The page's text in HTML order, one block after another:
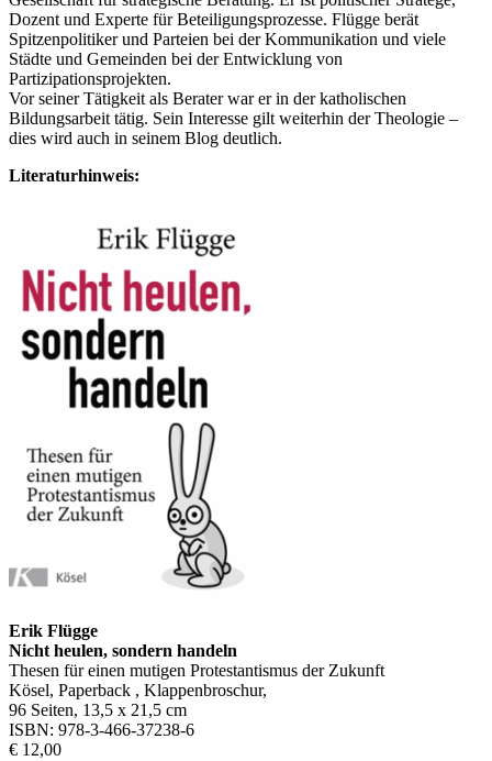
Dozent und Experte für Beteiligungsprozesse. Flügge berät
Spitzenpolitiker und Parteien bei der Kommunikation und viele
Städte und Gemeinden bei der Entwicklung von
Partizipationsprojekten.
Vor seiner Tätigkeit als Berater war er in der katholischen
Bildungsarbeit tätig. Sein Interesse gilt weiterhin der Theologie –
dies wird auch in seinem Blog deutlich.
Literaturhinweis:
Erik Flügge
Nicht heulen, sondern handeln
Thesen für einen mutigen Protestantismus der Zukunft
Kösel, Paperback , Klappenbroschur,
96 Seiten, 13,5 x 21,5 cm
ISBN: 978-3-466-37238-6
€ 12,00